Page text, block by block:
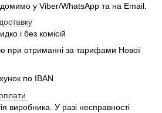
у Viber/WhatsApp та на Email.
і без комісій
при отриманні за тарифами Нової
по IBAN
виробника. У разі несправності